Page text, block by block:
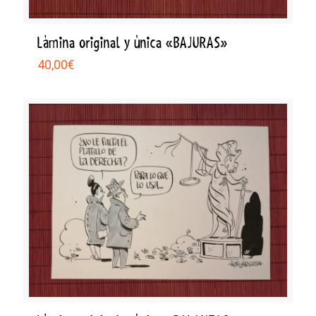
Lámina original y única «BAJURAS»
40,00€